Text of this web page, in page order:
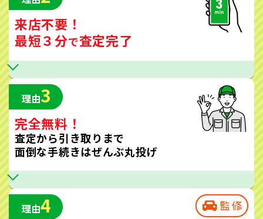
来店不要！
最短３分で査定完了
理由3
完全無料！
査定から引き取りまで
面倒な手続きはぜんぶ丸投げ
理由4